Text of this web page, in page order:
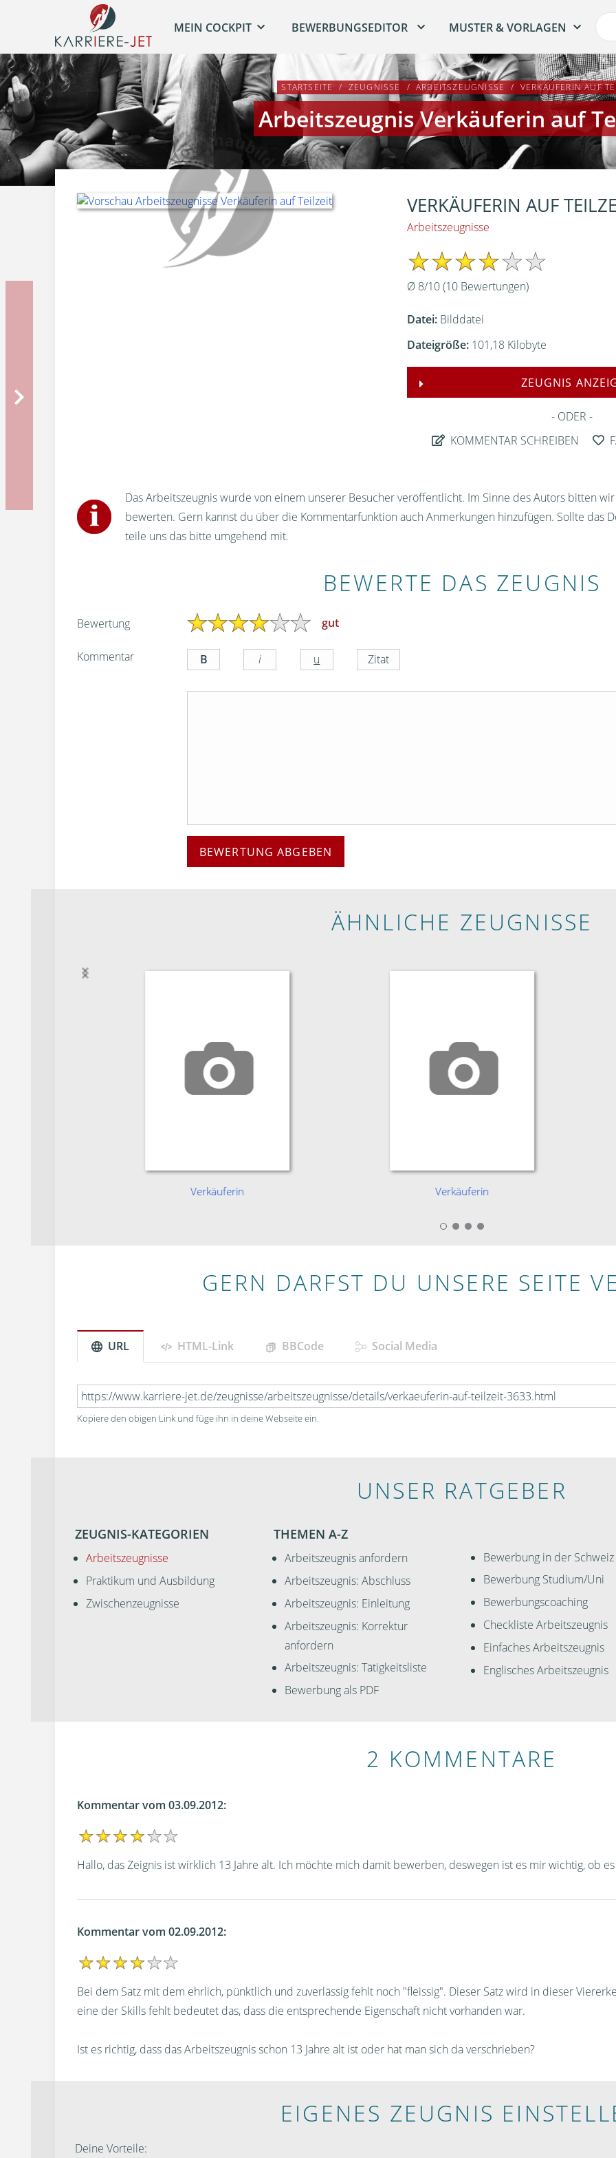
MEIN COCKPIT BEWERBUNGSEDITOR MUSTER & VORLAGEN
STARTSEITE ZEUGNISSE ARBEITSZEUGNISSE VERKÄUFERIN AUF
Arbeitszeugnis Verkäuferin auf
VERKÄUFERIN AUF
Arbeitszeugnisse
Ø 8/10(10 Bewertungen)
Datei: Bilddatei
Dateigröße: 101,18 Kilobyte
ZEUGNIS
ODER
KOMMENTAR SCHREIBEN
Das Arbeitszeugnis wurde von einem unserer Besucher veröffentlicht. Im Sinne des Autors bitten
bewerten. Gern kannst du über die Kommentarfunktion auch Anmerkungen hinzufügen. Sollte das
teile uns das bitte umgehend mit.
BEWERTE DAS ZEUGNIS
Bewertung gut
Kommentar
BEWERTUNG ABGEBEN
ÄHNLICHE ZEUGNISSE
Verkäuferin Verkäuferin
GERN DARFST DU UNSERE SEITE
URL HTML-Link BBCode Social Media
Kopiere den obigen Link und füge ihn in deine Webseite ein.
UNSER RATGEBER
ZEUGNIS-KATEGORIEN
Arbeitszeugnisse
Praktikum und Ausbildung
Zwischenzeugnisse
THEMEN A-Z
Arbeitszeugnis anfordern
Arbeitszeugnis: Abschluss
Arbeitszeugnis: Einleitung
Arbeitszeugnis: Korrektur
anfordern
Arbeitszeugnis: Tätigkeitsliste
Bewerbung als PDF
Bewerbung in der Schweiz
Bewerbung Studium/Uni
Bewerbungscoaching
Checkliste Arbeitszeugnis
Einfaches Arbeitszeugnis
Englisches Arbeitszeugnis
2 KOMMENTARE
Kommentar vom 03.09.2012:
Hallo, das Zeignis ist wirklich 13 Jahre alt. Ich möchte mich damit bewerben, deswegen ist es mir wichtig, ob
Kommentar vom 02.09.2012:
Bei dem Satz mit dem ehrlich, pünktlich und zuverlässig fehlt noch "fleissig". Dieser Satz wird in dieser
eine der Skills fehlt bedeutet das, dass die entsprechende Eigenschaft nicht vorhanden war.
Ist es richtig, dass das Arbeitszeugnis schon 13 Jahre alt ist oder hat man sich da verschrieben?
EIGENES ZEUGNIS
Deine Vorteile: